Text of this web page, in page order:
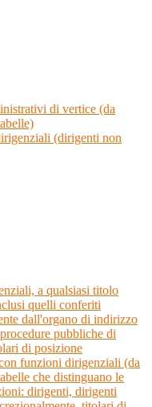
di vertice (da
(dirigenti non
a qualsiasi titolo
quelli conferiti
dall'organo di indirizzo
pubbliche di
di posizione
funzioni dirigenziali (da
che distinguano le
dirigenti, dirigenti